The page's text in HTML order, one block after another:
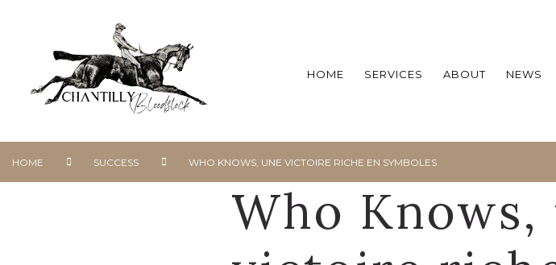
HOME SERVICES ABOUT NEWS
HOME SUCCESS WHO KNOWS, UNE VICTOIRE RICHE EN SYMBOLES
Who Knows,